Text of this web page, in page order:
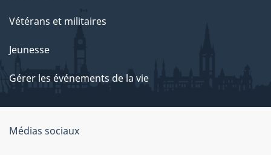
Vétérans et militaires
Jeunesse
Gérer les événements de la vie
Organisation
Médias sociaux